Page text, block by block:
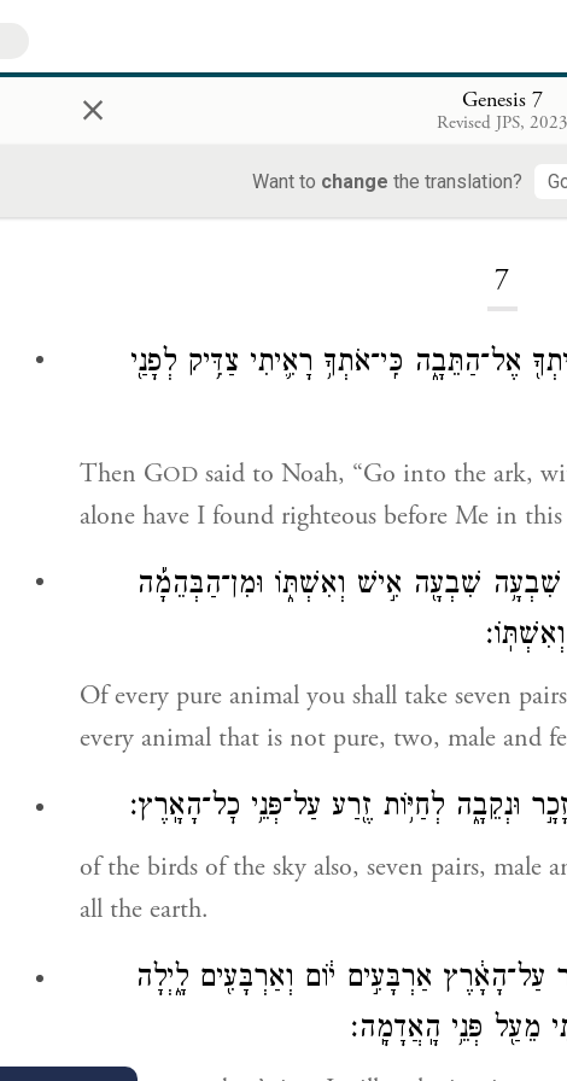
× Genesis 7
Revised JPS, 2023
Want to change the translation?
7
אֶל־הַתֵּבָ֑ה כִּֽי־אֹתְךָ֥ רָאִ֛יתִי צַדִּ֥יק לְפָנַ֖י
Then GOD said to Noah, “Go into the ark,
alone have I found righteous before Me in
שִׁבְעָ֖ה אִ֣ישׁ וְאִשְׁתּ֑וֹ וּמִן־הַבְּהֵמָ֡ה
Of every pure animal you shall take seven
every animal that is not pure, two, male and
לְחַיּ֥וֹת זֶ֖רַע עַל־פְּנֵ֥י כׇל־הָאָֽרֶץ׃
of the birds of the sky also, seven pairs, male
all the earth.
אַרְבָּעִ֣ים י֔וֹם וְאַרְבָּעִ֖ים לָ֑יְלָה
מֵעַ֖ל פְּנֵ֥י הָֽאֲדָמָֽה׃